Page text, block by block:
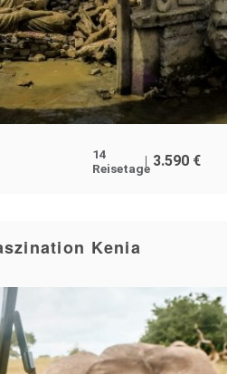
14
Reisetage 3.590 €
Kenia